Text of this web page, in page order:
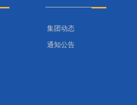
集团动态
通知公告